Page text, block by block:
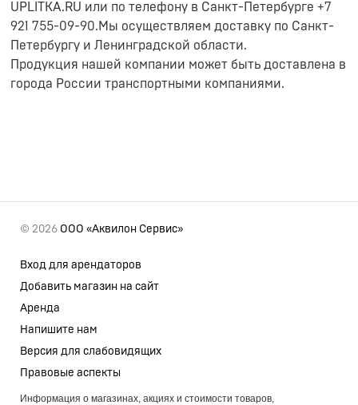
UPLITKA.RU или по телефону в Санкт-Петербурге +7
921 755-09-90.Мы осуществляем доставку по Санкт-
Петербургу и Ленинградской области.
Продукция нашей компании может быть доставлена в
города России транспортными компаниями.
© 2026 ООО «Аквилон Сервис»
Вход для арендаторов
Добавить магазин на сайт
Аренда
Напишите нам
Версия для слабовидящих
Правовые аспекты
Информация о магазинах, акциях и стоимости товаров,